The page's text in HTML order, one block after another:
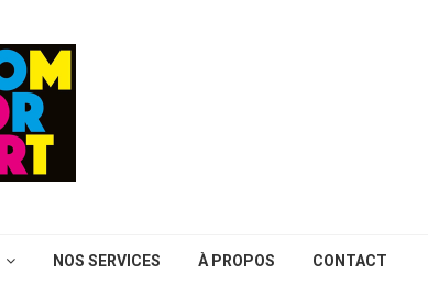
NOS SERVICES À PROPOS CONTACT